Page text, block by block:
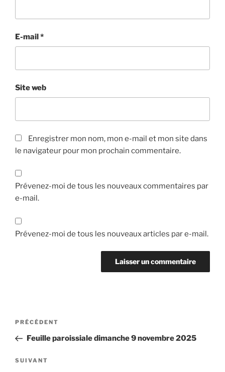
E-mail*
Site web
Enregistrer mon nom, mon e-mail et mon site dans
le navigateur pour mon prochain commentaire.
Prévenez-moi de tous les nouveaux commentaires par
e-mail.
Prévenez-moi de tous les nouveaux articles par e-mail.
Navigation
l’article
Article
précédent
PRÉCÉDENT
Feuille paroissiale dimanche 9 novembre 2025
Article
SUIVANT